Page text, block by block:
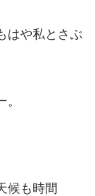
はや私とさぶ
候も時間